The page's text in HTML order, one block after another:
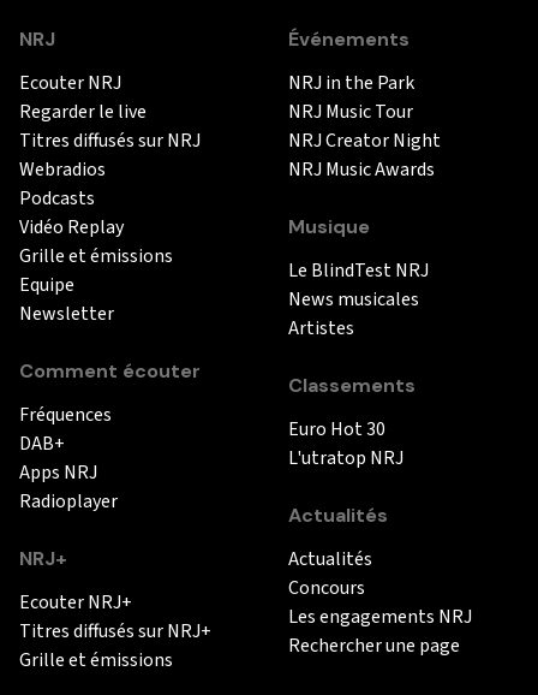
NRJ
Ecouter NRJ
Regarder le live
Titres diffusés sur NRJ
Webradios
Podcasts
Vidéo Replay
Grille et émissions
Equipe
Newsletter
Comment écouter
Fréquences
DAB+
Apps NRJ
Radioplayer
NRJ+
Ecouter NRJ+
Titres diffusés sur NRJ+
Grille et émissions
Événements
NRJ in the Park
NRJ Music Tour
NRJ Creator Night
NRJ Music Awards
Musique
Le BlindTest NRJ
News musicales
Artistes
Classements
Euro Hot 30
L'utratop NRJ
Actualités
Actualités
Concours
Les engagements NRJ
Rechercher une page